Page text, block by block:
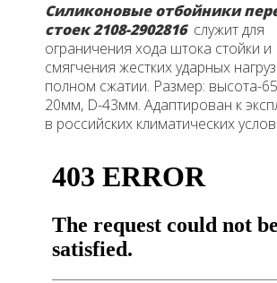
Силиконовые отбойники
стоек 2108-2902816служит для
ограничения хода штока стойки и
смягчения жестких ударных
полном сжатии. Размер: высота-
20мм, D-43мм. Адаптирован к
в российских климатических